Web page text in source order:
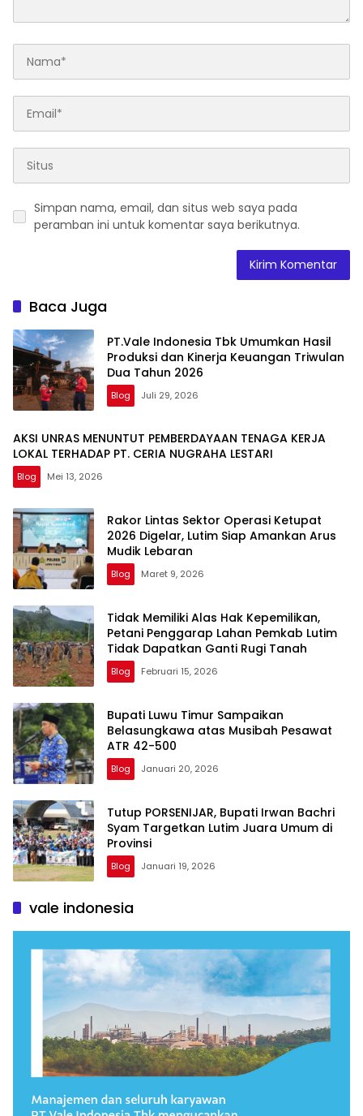
Simpan nama, email, dan situs web saya pada
peramban ini untuk komentar saya berikutnya.
Baca Juga
PT.Vale Indonesia Tbk Umumkan Hasil
Produksi dan Kinerja Keuangan Triwulan
Dua Tahun 2026
Blog Juli 29, 2026
AKSI UNRAS MENUNTUT PEMBERDAYAAN TENAGA KERJA
LOKAL TERHADAP PT. CERIA NUGRAHA LESTARI
Blog Mei 13, 2026
Rakor Lintas Sektor Operasi Ketupat
2026 Digelar, Lutim Siap Amankan Arus
Mudik Lebaran
Blog Maret 9, 2026
Tidak Memiliki Alas Hak Kepemilikan,
Petani Penggarap Lahan Pemkab Lutim
Tidak Dapatkan Ganti Rugi Tanah
Blog Februari 15, 2026
Bupati Luwu Timur Sampaikan
Belasungkawa atas Musibah Pesawat
ATR 42-500
Blog Januari 20, 2026
Tutup PORSENIJAR, Bupati Irwan Bachri
Syam Targetkan Lutim Juara Umum di
Provinsi
Blog Januari 19, 2026
vale indonesia